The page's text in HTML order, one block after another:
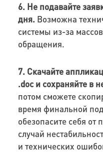
6. Не подавайте
дня. Возможна
системы из-за
обращения.
7. Скачайте
.doc и сохраняйте в
потом сможете
время финальной
обезопасите себя
случай
и технических